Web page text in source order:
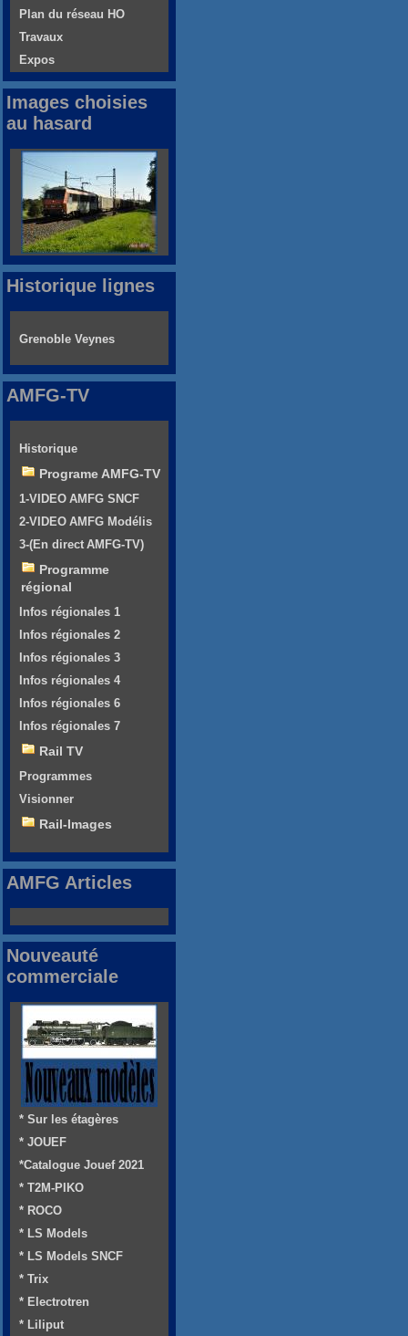
Plan du réseau HO
Travaux
Expos
Images choisies
au hasard
Historique lignes
Grenoble Veynes
AMFG-TV
Historique
Programe AMFG-TV
1-VIDEO AMFG SNCF
2-VIDEO AMFG Modélis
3-(En direct AMFG-TV)
Programme
régional
Infos régionales 1
Infos régionales 2
Infos régionales 3
Infos régionales 4
Infos régionales 6
Infos régionales 7
Rail TV
Programmes
Visionner
Rail-Images
AMFG Articles
Nouveauté
commerciale
* Sur les étagères
* JOUEF
*Catalogue Jouef 2021
* T2M-PIKO
* ROCO
* LS Models
* LS Models SNCF
* Trix
* Electrotren
* Liliput